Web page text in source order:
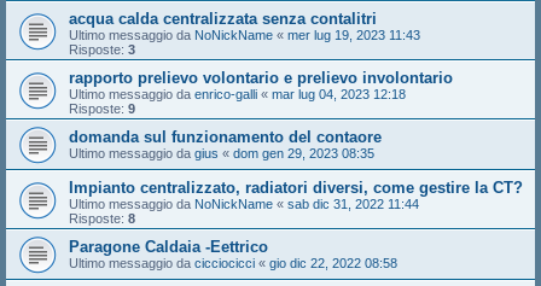
acqua calda centralizzata senza contalitri
Ultimo messaggio da NoNickName « mer lug 19, 2023 11:43
Risposte: 3
rapporto prelievo volontario e prelievo involontario
Ultimo messaggio da enrico-galli « mar lug 04, 2023 12:18
Risposte: 9
domanda sul funzionamento del contaore
Ultimo messaggio da gius « dom gen 29, 2023 08:35
Impianto centralizzato, radiatori diversi, come gestire la CT?
Ultimo messaggio da NoNickName « sab dic 31, 2022 11:44
Risposte: 8
Paragone Caldaia -Eettrico
Ultimo messaggio da cicciocicci « gio dic 22, 2022 08:58